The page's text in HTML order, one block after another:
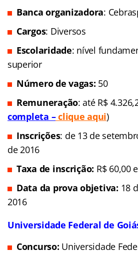
Banca organizadora:
Cargos: Diversos
Escolaridade: nível
superior
Número de vagas: 50
Remuneração: até R$
completa –clique aqui)
Inscrições: de 13 de
de 2016
Taxa de inscrição: R$ 60,00
Data da prova objetiva: 18
2016
Universidade Federal de
Concurso: Universidade